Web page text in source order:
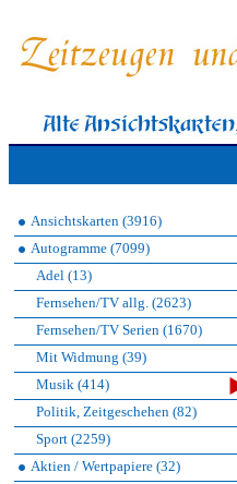
Ansichtskarten (3916)
Autogramme (7099)
Adel (13)
Fernsehen/TV allg. (2623)
Fernsehen/TV Serien (1670)
Mit Widmung (39)
Musik (414)
Politik, Zeitgeschehen (82)
Sport (2259)
Aktien / Wertpapiere (32)